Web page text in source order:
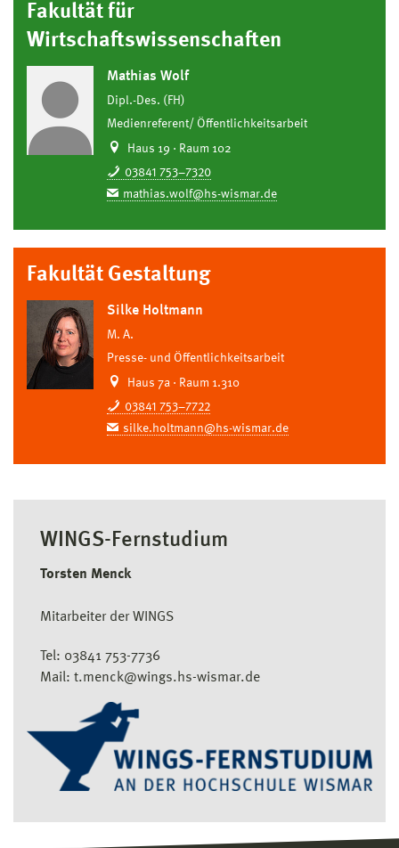
Fakultät für
Wirtschaftswissenschaften
Mathias Wolf
Dipl.-Des. (FH)
Medienreferent/ Öffentlichkeitsarbeit
Haus 19 · Raum 102
03841 753–7320
mathias.wolf@hs-wismar.de
Fakultät Gestaltung
Silke Holtmann
M. A.
Presse- und Öffentlichkeitsarbeit
Haus 7a · Raum 1.310
03841 753–7722
silke.holtmann@hs-wismar.de
WINGS-Fernstudium
Torsten Menck
Mitarbeiter der WINGS
Tel: 03841 753-7736
Mail: t.menck@wings.hs-wismar.de